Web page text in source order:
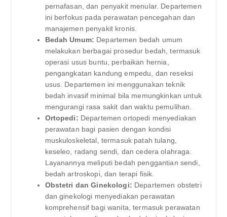
pernafasan, dan penyakit menular. Departemen
ini berfokus pada perawatan pencegahan dan
manajemen penyakit kronis.
Bedah Umum: Departemen bedah umum
melakukan berbagai prosedur bedah, termasuk
operasi usus buntu, perbaikan hernia,
pengangkatan kandung empedu, dan reseksi
usus. Departemen ini menggunakan teknik
bedah invasif minimal bila memungkinkan untuk
mengurangi rasa sakit dan waktu pemulihan.
Ortopedi: Departemen ortopedi menyediakan
perawatan bagi pasien dengan kondisi
muskuloskeletal, termasuk patah tulang,
keseleo, radang sendi, dan cedera olahraga.
Layanannya meliputi bedah penggantian sendi,
bedah artroskopi, dan terapi fisik.
Obstetri dan Ginekologi: Departemen obstetri
dan ginekologi menyediakan perawatan
komprehensif bagi wanita, termasuk perawatan